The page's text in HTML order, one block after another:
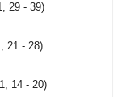
29 - 39)
21 - 28)
14 - 20)